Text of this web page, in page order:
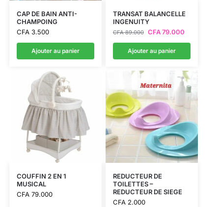
CAP DE BAIN ANTI-
CHAMPOING
CFA3.500
Ajouter au panier
TRANSAT BALANCELLE
INGENUITY
CFA89.000 CFA79.000
Ajouter au panier
COUFFIN 2 EN 1
MUSICAL
CFA79.000
REDUCTEUR DE
TOILETTES –
REDUCTEUR DE SIEGE
CFA2.000